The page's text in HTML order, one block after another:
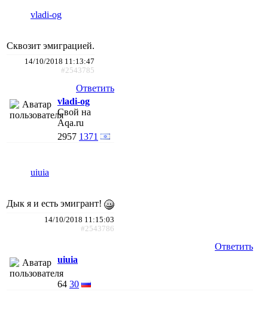
vladi-og
Сквозит эмиграцией.
14/10/2018 11:13:47
#2543785
Ответить
vladi-og
Свой на
Aqa.ru
2957 1371
uiuia
Дык я и есть эмигрант!
14/10/2018 11:15:03
#2543786
Ответить
uiuia
64 30